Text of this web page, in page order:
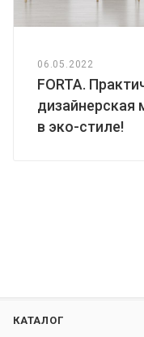
06.05.2022
FORTA.
дизайнерская
в эко-стиле!
КАТАЛОГ